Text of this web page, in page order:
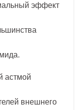
эффект
астмой
внешнего